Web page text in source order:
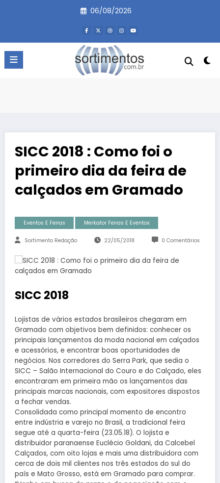
06/08/2026
SICC 2018 : Como foi o
primeiro dia da feira de
calçados em Gramado
Eventos E Feiras Merkator Feiras E Eventos
Sortimento Redação 22/05/2018 0 Comentários
SICC 2018
Lojistas de vários estados brasileiros chegaram em
Gramado com objetivos bem definidos: conhecer os
principais lançamentos da moda nacional em calçados
e acessórios, e encontrar boas oportunidades de
negócios. Nos corredores do Serra Park, que sedia o
SICC – Salão Internacional do Couro e do Calçado, eles
encontraram em primeira mão os lançamentos das
principais marcas nacionais, com expositores dispostos
a fechar vendas.
Consolidada como principal momento de encontro
entre indústria e varejo no Brasil, a tradicional feira
segue até a quarta-feira (23.05.18). O lojista e
distribuidor paranaense Euclécio Goldani, da Calcebel
Calçados, com oito lojas e mais uma distribuidora com
cerca de dois mil clientes nos três estados do sul do
país e Mato Grosso, está em Gramado para comprar.